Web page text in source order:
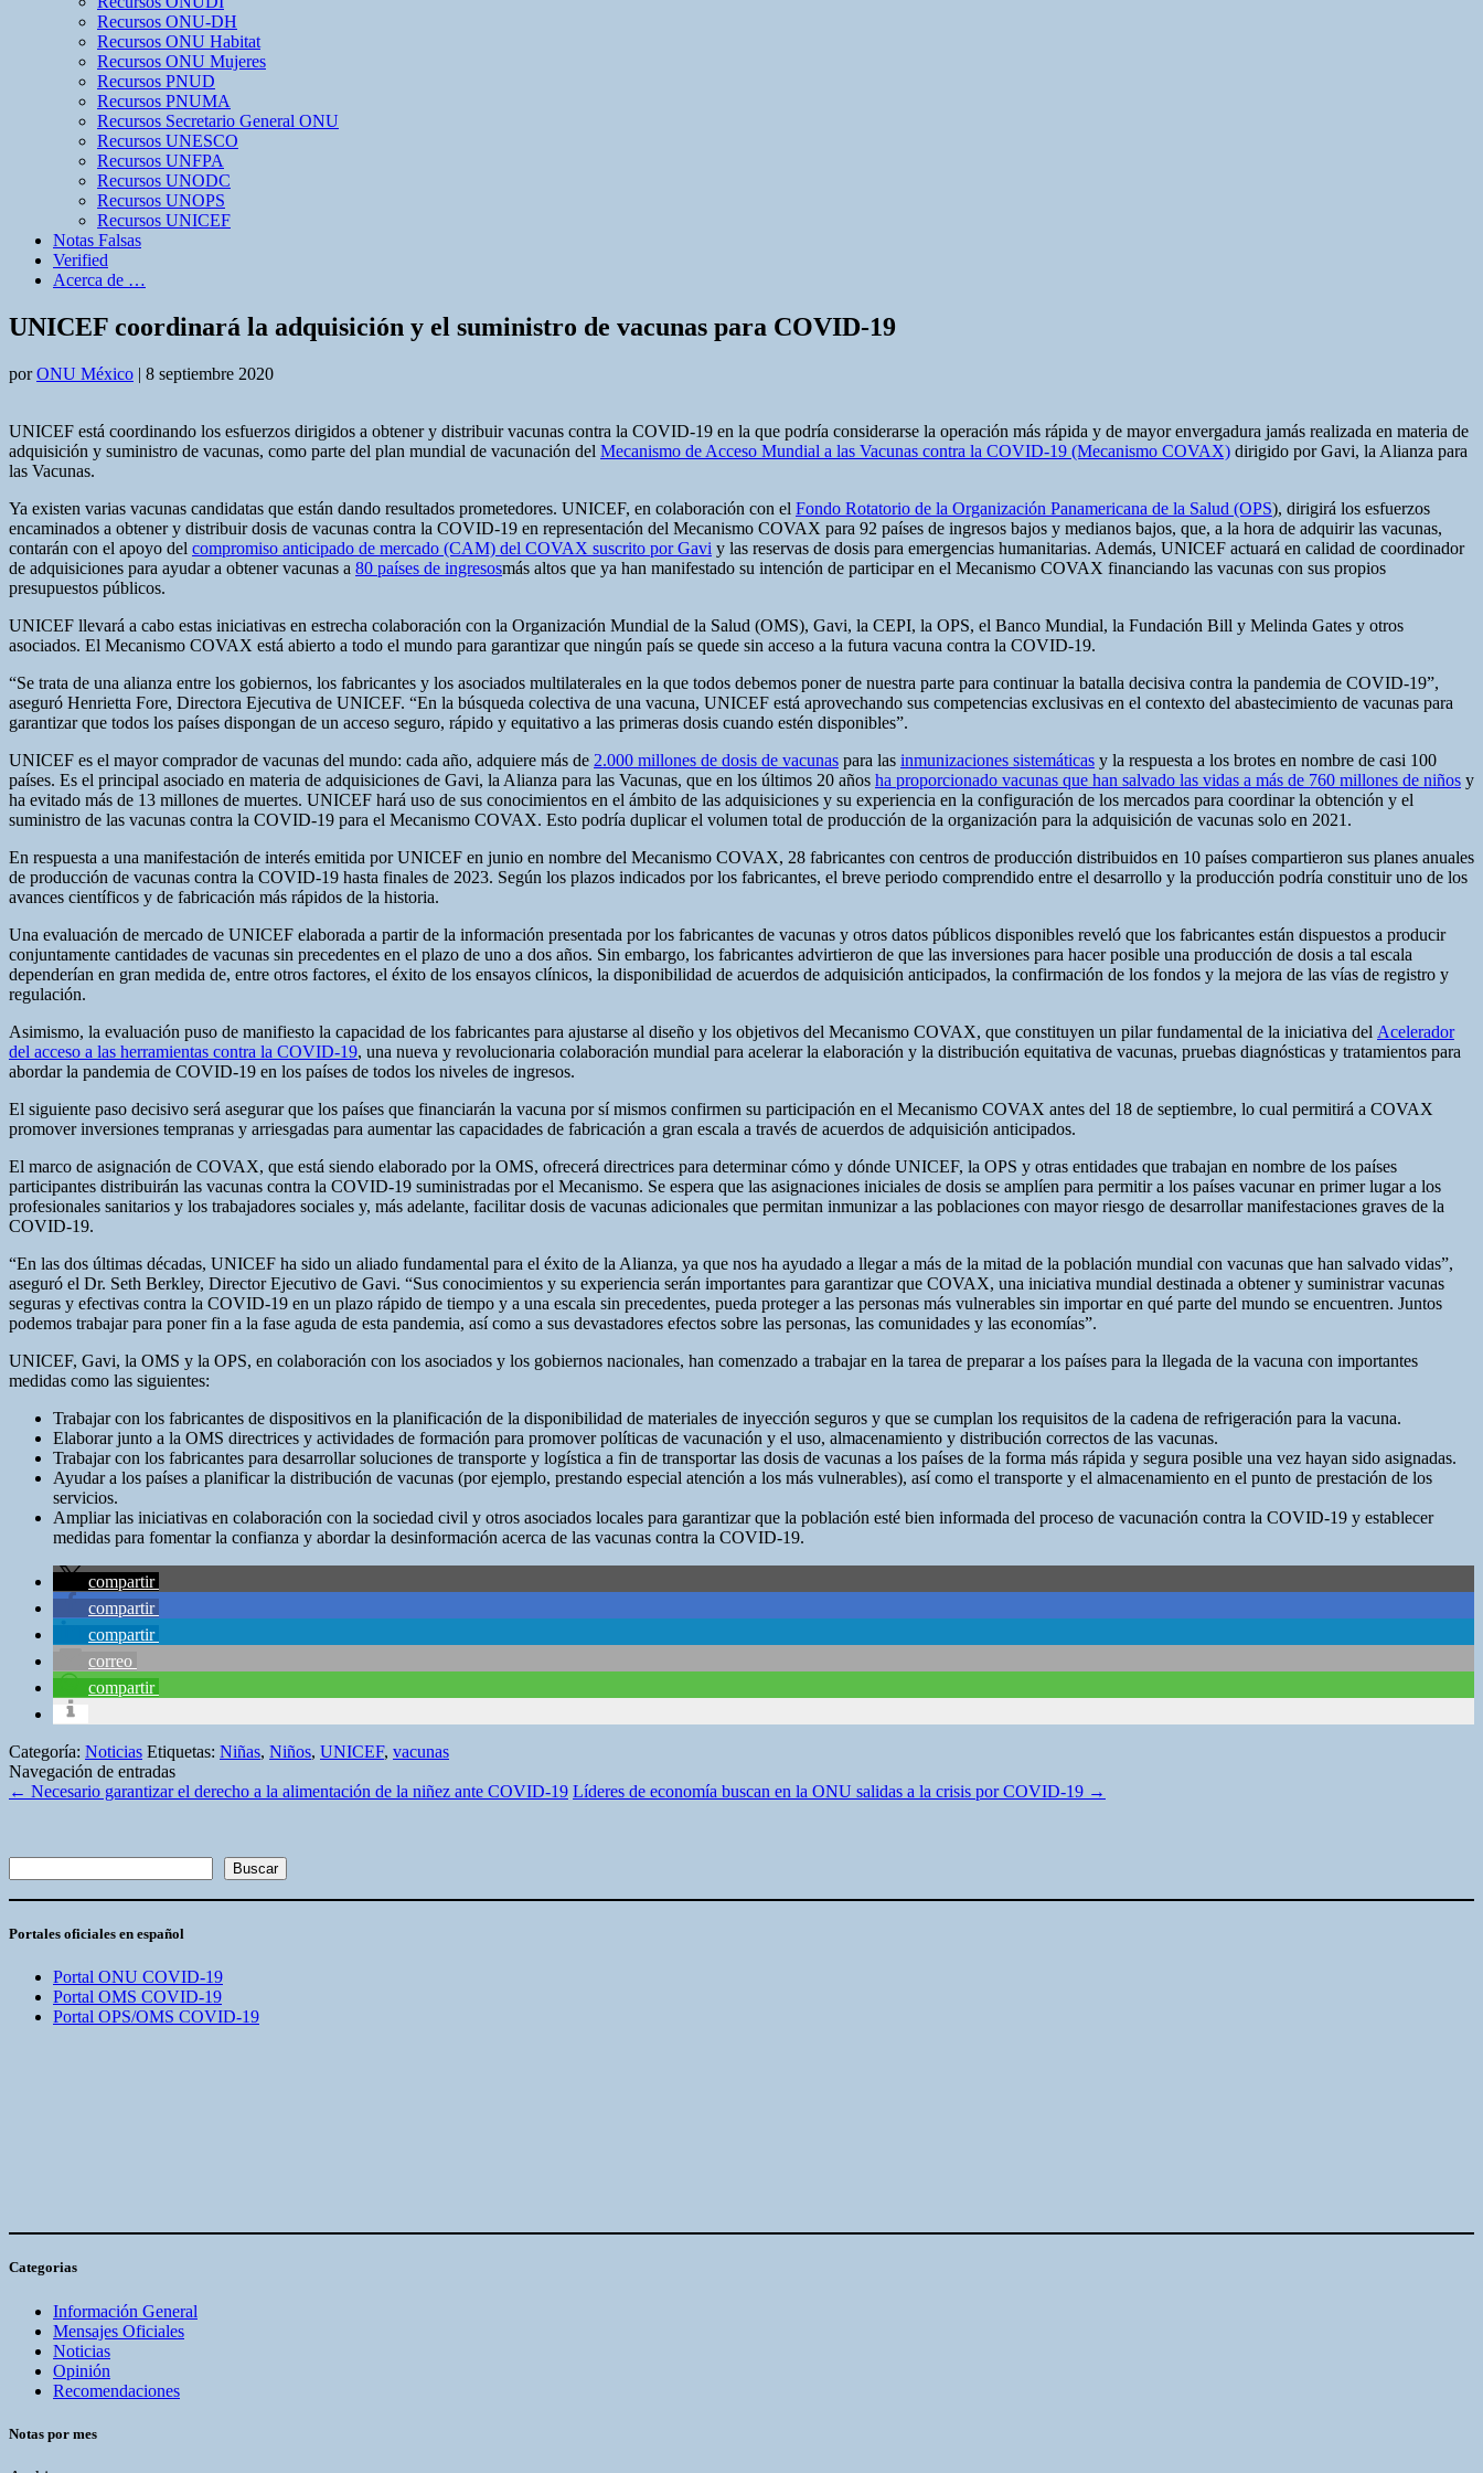
Recursos ONU-DH
Recursos ONU Habitat
Recursos ONU Mujeres
Recursos PNUD
Recursos PNUMA
Recursos Secretario General ONU
Recursos UNESCO
Recursos UNFPA
Recursos UNODC
Recursos UNOPS
Recursos UNICEF
Notas Falsas
Verified
Acerca de …
UNICEF coordinará la adquisición y el suministro de vacunas para COVID-19
porONU México | 8 septiembre 2020
UNICEF está coordinando los esfuerzos dirigidos a obtener y distribuir vacunas contra la COVID-19 en la que podría considerarse la operación más rápida y de mayor envergadura jamás realizada en materia de
adquisición y suministro de vacunas, como parte del plan mundial de vacunación del Mecanismo de Acceso Mundial a las Vacunas contra la COVID-19 (Mecanismo COVAX) dirigido por Gavi, la Alianza para
las Vacunas.
Ya existen varias vacunas candidatas que están dando resultados prometedores. UNICEF, en colaboración con el Fondo Rotatorio de la Organización Panamericana de la Salud (OPS), dirigirá los esfuerzos
encaminados a obtener y distribuir dosis de vacunas contra la COVID-19 en representación del Mecanismo COVAX para 92 países de ingresos bajos y medianos bajos, que, a la hora de adquirir las vacunas,
contarán con el apoyo del compromiso anticipado de mercado (CAM) del COVAX suscrito por Gavi y las reservas de dosis para emergencias humanitarias. Además, UNICEF actuará en calidad de coordinador
de adquisiciones para ayudar a obtener vacunas a 80 países de ingresosmás altos que ya han manifestado su intención de participar en el Mecanismo COVAX financiando las vacunas con sus propios
presupuestos públicos.
UNICEF llevará a cabo estas iniciativas en estrecha colaboración con la Organización Mundial de la Salud (OMS), Gavi, la CEPI, la OPS, el Banco Mundial, la Fundación Bill y Melinda Gates y otros
asociados. El Mecanismo COVAX está abierto a todo el mundo para garantizar que ningún país se quede sin acceso a la futura vacuna contra la COVID-19.
“Se trata de una alianza entre los gobiernos, los fabricantes y los asociados multilaterales en la que todos debemos poner de nuestra parte para continuar la batalla decisiva contra la pandemia de COVID-19”,
aseguró Henrietta Fore, Directora Ejecutiva de UNICEF. “En la búsqueda colectiva de una vacuna, UNICEF está aprovechando sus competencias exclusivas en el contexto del abastecimiento de vacunas para
garantizar que todos los países dispongan de un acceso seguro, rápido y equitativo a las primeras dosis cuando estén disponibles”.
UNICEF es el mayor comprador de vacunas del mundo: cada año, adquiere más de 2.000 millones de dosis de vacunas para las inmunizaciones sistemáticas y la respuesta a los brotes en nombre de casi 100
países. Es el principal asociado en materia de adquisiciones de Gavi, la Alianza para las Vacunas, que en los últimos 20 años ha proporcionado vacunas que han salvado las vidas a más de 760 millones de niños y
ha evitado más de 13 millones de muertes. UNICEF hará uso de sus conocimientos en el ámbito de las adquisiciones y su experiencia en la configuración de los mercados para coordinar la obtención y el
suministro de las vacunas contra la COVID-19 para el Mecanismo COVAX. Esto podría duplicar el volumen total de producción de la organización para la adquisición de vacunas solo en 2021.
En respuesta a una manifestación de interés emitida por UNICEF en junio en nombre del Mecanismo COVAX, 28 fabricantes con centros de producción distribuidos en 10 países compartieron sus planes anuales
de producción de vacunas contra la COVID-19 hasta finales de 2023. Según los plazos indicados por los fabricantes, el breve periodo comprendido entre el desarrollo y la producción podría constituir uno de los
avances científicos y de fabricación más rápidos de la historia.
Una evaluación de mercado de UNICEF elaborada a partir de la información presentada por los fabricantes de vacunas y otros datos públicos disponibles reveló que los fabricantes están dispuestos a producir
conjuntamente cantidades de vacunas sin precedentes en el plazo de uno a dos años. Sin embargo, los fabricantes advirtieron de que las inversiones para hacer posible una producción de dosis a tal escala
dependerían en gran medida de, entre otros factores, el éxito de los ensayos clínicos, la disponibilidad de acuerdos de adquisición anticipados, la confirmación de los fondos y la mejora de las vías de registro y
regulación.
Asimismo, la evaluación puso de manifiesto la capacidad de los fabricantes para ajustarse al diseño y los objetivos del Mecanismo COVAX, que constituyen un pilar fundamental de la iniciativa del Acelerador
del acceso a las herramientas contra la COVID-19, una nueva y revolucionaria colaboración mundial para acelerar la elaboración y la distribución equitativa de vacunas, pruebas diagnósticas y tratamientos para
abordar la pandemia de COVID-19 en los países de todos los niveles de ingresos.
El siguiente paso decisivo será asegurar que los países que financiarán la vacuna por sí mismos confirmen su participación en el Mecanismo COVAX antes del 18 de septiembre, lo cual permitirá a COVAX
promover inversiones tempranas y arriesgadas para aumentar las capacidades de fabricación a gran escala a través de acuerdos de adquisición anticipados.
El marco de asignación de COVAX, que está siendo elaborado por la OMS, ofrecerá directrices para determinar cómo y dónde UNICEF, la OPS y otras entidades que trabajan en nombre de los países
participantes distribuirán las vacunas contra la COVID-19 suministradas por el Mecanismo. Se espera que las asignaciones iniciales de dosis se amplíen para permitir a los países vacunar en primer lugar a los
profesionales sanitarios y los trabajadores sociales y, más adelante, facilitar dosis de vacunas adicionales que permitan inmunizar a las poblaciones con mayor riesgo de desarrollar manifestaciones graves de la
COVID-19.
“En las dos últimas décadas, UNICEF ha sido un aliado fundamental para el éxito de la Alianza, ya que nos ha ayudado a llegar a más de la mitad de la población mundial con vacunas que han salvado vidas”,
aseguró el Dr. Seth Berkley, Director Ejecutivo de Gavi. “Sus conocimientos y su experiencia serán importantes para garantizar que COVAX, una iniciativa mundial destinada a obtener y suministrar vacunas
seguras y efectivas contra la COVID-19 en un plazo rápido de tiempo y a una escala sin precedentes, pueda proteger a las personas más vulnerables sin importar en qué parte del mundo se encuentren. Juntos
podemos trabajar para poner fin a la fase aguda de esta pandemia, así como a sus devastadores efectos sobre las personas, las comunidades y las economías”.
UNICEF, Gavi, la OMS y la OPS, en colaboración con los asociados y los gobiernos nacionales, han comenzado a trabajar en la tarea de preparar a los países para la llegada de la vacuna con importantes
medidas como las siguientes:
Trabajar con los fabricantes de dispositivos en la planificación de la disponibilidad de materiales de inyección seguros y que se cumplan los requisitos de la cadena de refrigeración para la vacuna.
Elaborar junto a la OMS directrices y actividades de formación para promover políticas de vacunación y el uso, almacenamiento y distribución correctos de las vacunas.
Trabajar con los fabricantes para desarrollar soluciones de transporte y logística a fin de transportar las dosis de vacunas a los países de la forma más rápida y segura posible una vez hayan sido asignadas.
Ayudar a los países a planificar la distribución de vacunas (por ejemplo, prestando especial atención a los más vulnerables), así como el transporte y el almacenamiento en el punto de prestación de los
servicios.
Ampliar las iniciativas en colaboración con la sociedad civil y otros asociados locales para garantizar que la población esté bien informada del proceso de vacunación contra la COVID-19 y establecer
medidas para fomentar la confianza y abordar la desinformación acerca de las vacunas contra la COVID-19.
compartir
compartir
compartir
correo
compartir
Categoría: Noticias Etiquetas: Niñas, Niños, UNICEF, vacunas
Navegación de entradas
← Necesario garantizar el derecho a la alimentación de la niñez ante COVID-19 Líderes de economía buscan en la ONU salidas a la crisis por COVID-19 →
Buscar
Portales oficiales en español
Portal ONU COVID-19
Portal OMS COVID-19
Portal OPS/OMS COVID-19
Categorias
Información General
Mensajes Oficiales
Noticias
Opinión
Recomendaciones
Notas por mes